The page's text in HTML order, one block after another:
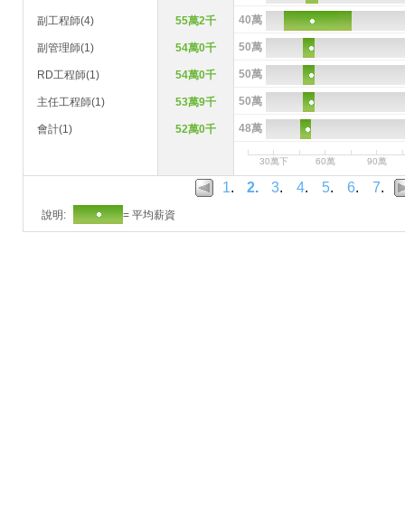
副工程師(4) 55萬2千 40萬
副管理師(1) 54萬0千 50萬
RD工程師(1) 54萬0千 50萬
主任工程師(1) 53萬9千 50萬
會計(1) 52萬0千 48萬
30萬下 60萬 90萬
1. 2. 3. 4. 5. 6. 7.
說明: = 平均薪資